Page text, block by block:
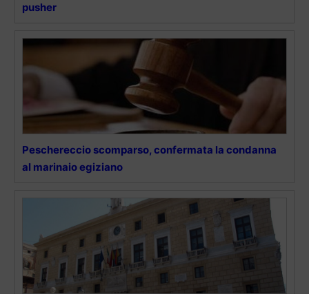
pusher
Peschereccio scomparso, confermata la condanna
al marinaio egiziano